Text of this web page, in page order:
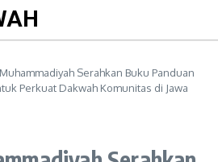
Muhammadiyah Serahkan Buku Panduan
Perkuat Dakwah Komunitas di Jawa